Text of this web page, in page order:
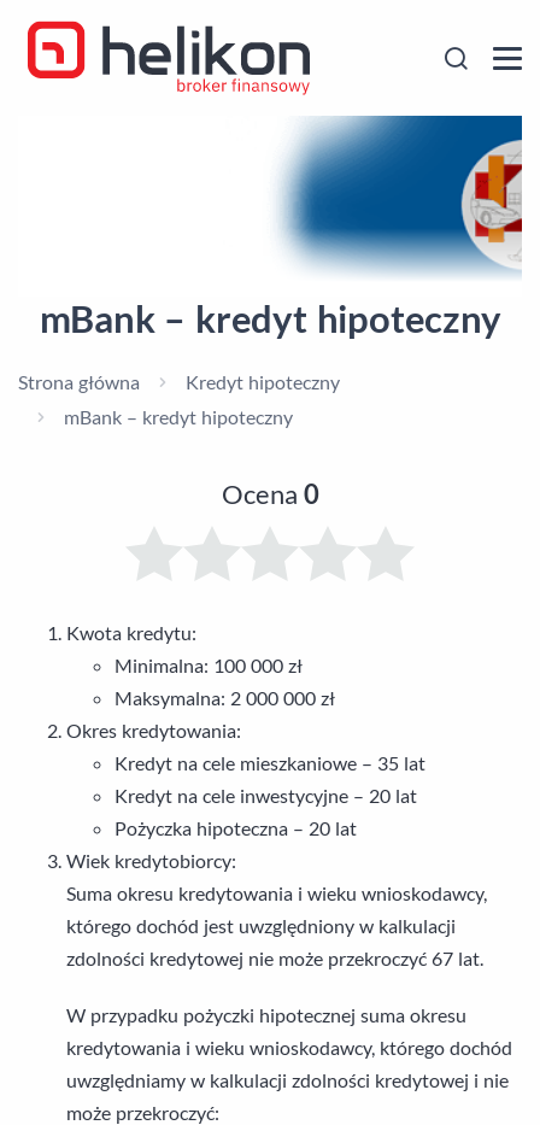
mBank – kredyt hipoteczny
Strona główna
Kredyt hipoteczny
mBank – kredyt hipoteczny
Ocena 0
Kwota kredytu:
Minimalna: 100 000 zł
Maksymalna: 2 000 000 zł
Okres kredytowania:
Kredyt na cele mieszkaniowe – 35 lat
Kredyt na cele inwestycyjne – 20 lat
Pożyczka hipoteczna – 20 lat
Wiek kredytobiorcy:
Suma okresu kredytowania i wieku wnioskodawcy,
którego dochód jest uwzględniony w kalkulacji
zdolności kredytowej nie może przekroczyć 67 lat.
W przypadku pożyczki hipotecznej suma okresu
kredytowania i wieku wnioskodawcy, którego dochód
uwzględniamy w kalkulacji zdolności kredytowej i nie
może przekroczyć: